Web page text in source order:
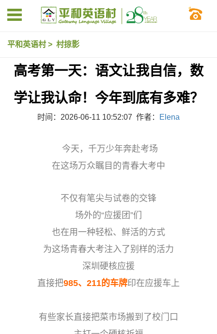
平和英语村 > 村掠影
高考第一天：语文让我自信，数
学让我认命！今年到底有多难？
时间：2026-06-11 10:52:07 作者： Elena
今天，千万少年奔赴考场
在这场万众瞩目的青春大考中
不仅有笔尖与试卷的交锋
场外的“应援团”们
也在用一种轻松、鲜活的方式
为这场青春大考注入了别样的活力
深圳硬核应援
直接把985、211的车牌印在应援车上
有些家长直接把菜市场搬到了校门口